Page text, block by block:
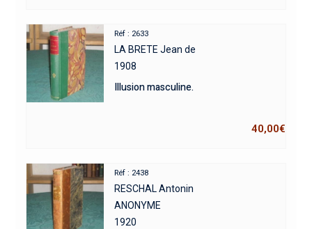
Réf : 2633
LA BRETE Jean de
1908
Illusion masculine.
40,00€
Réf : 2438
RESCHAL Antonin
ANONYME
1920